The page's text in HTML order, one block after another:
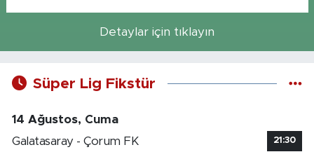
Detaylar için tıklayın
Süper Lig Fikstür
14 Ağustos, Cuma
Galatasaray - Çorum FK
21:30